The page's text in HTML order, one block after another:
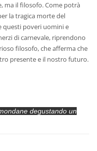
ma il filosofo. Come potrà
la tragica morte del
questi poveri uomini e
di carnevale, riprendono
filosofo, che afferma che
presente e il nostro futuro.
degustando un